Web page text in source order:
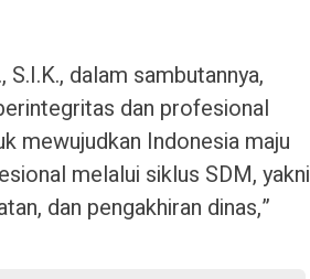
dalam sambutannya,
dan profesional
mewujudkan Indonesia maju
melalui siklus SDM, yakni
dan pengakhiran dinas,”